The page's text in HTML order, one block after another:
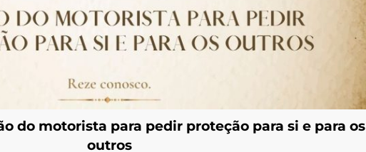
do motorista para pedir proteção para si e para os
outros